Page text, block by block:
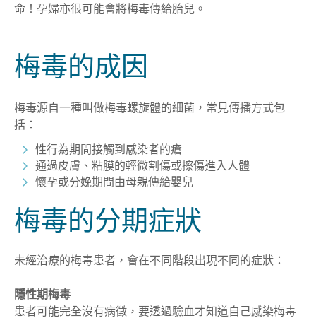
命！孕婦亦很可能會將梅毒傳給胎兒。
梅毒的成因
梅毒源自一種叫做梅毒螺旋體的細菌，常見傳播方式包
括：
性行為期間接觸到感染者的瘡
通過皮膚、粘膜的輕微割傷或擦傷進入人體
懷孕或分娩期間由母親傳給嬰兒
梅毒的分期症狀
未經治療的梅毒患者，會在不同階段出現不同的症狀：
隱性期梅毒
患者可能完全沒有病徵，要透過驗血才知道自己感染梅毒